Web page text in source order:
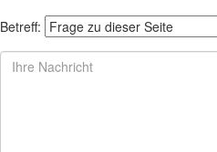
Betreff: